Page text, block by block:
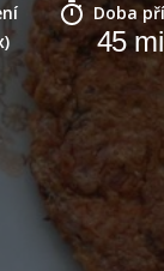
Doba
45